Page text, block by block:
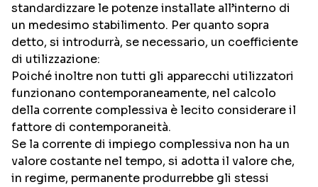
standardizzare le potenze installate all’interno di
un medesimo stabilimento. Per quanto sopra
detto, si introdurrà, se necessario, un coefficiente
di utilizzazione:
Poiché inoltre non tutti gli apparecchi utilizzatori
funzionano contemporaneamente, nel calcolo
della corrente complessiva è lecito considerare il
fattore di contemporaneità.
Se la corrente di impiego complessiva non ha un
valore costante nel tempo, si adotta il valore che,
in regime, permanente produrrebbe gli stessi